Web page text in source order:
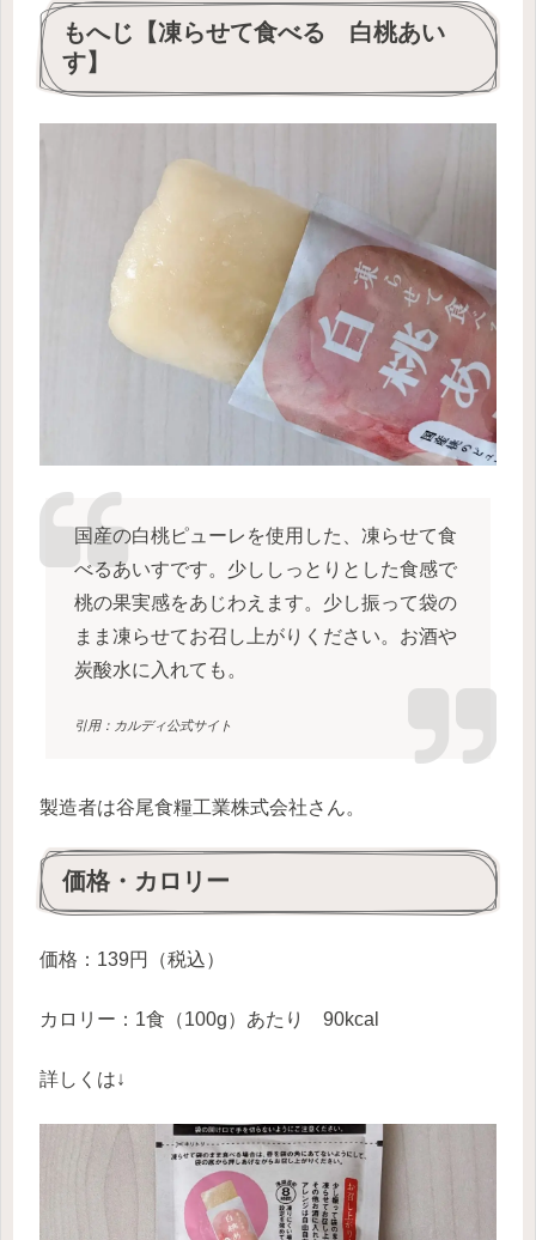
もへじ【凍らせて食べる 白桃あい
す】
国産の白桃ピューレを使用した、凍らせて食
べるあいすです。少ししっとりとした食感で
桃の果実感をあじわえます。少し振って袋の
まま凍らせてお召し上がりください。お酒や
炭酸水に入れても。
引用：カルディ公式サイト
製造者は谷尾食糧工業株式会社さん。
価格・カロリー
価格：139円（税込）
カロリー：1食（100g）あたり 90kcal
詳しくは↓